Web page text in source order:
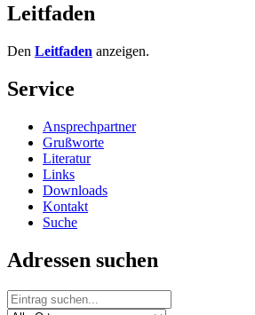
Leitfaden
Den Leitfaden anzeigen.
Service
Ansprechpartner
Grußworte
Literatur
Links
Downloads
Kontakt
Suche
Adressen suchen